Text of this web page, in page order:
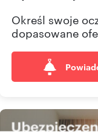
Określ swoje
dopasowane